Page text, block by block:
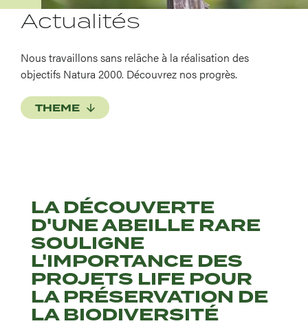
Actualités
Nous travaillons sans relâche à la réalisation des
objectifs Natura 2000. Découvrez nos progrès.
THEME
LA DÉCOUVERTE
D'UNE ABEILLE RARE
SOULIGNE
L'IMPORTANCE DES
PROJETS LIFE POUR
LA PRÉSERVATION DE
LA BIODIVERSITÉ